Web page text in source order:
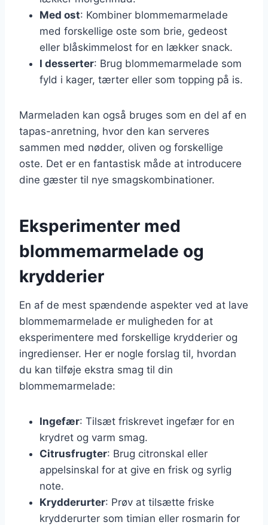
Med ost: Kombiner blommemarmelade
med forskellige oste som brie, gedeost
eller blåskimmelost for en lækker snack.
I desserter: Brug blommemarmelade som
fyld i kager, tærter eller som topping på is.
Marmeladen kan også bruges som en del af en
tapas-anretning, hvor den kan serveres
sammen med nødder, oliven og forskellige
oste. Det er en fantastisk måde at introducere
dine gæster til nye smagskombinationer.
Eksperimenter med
blommemarmelade og
krydderier
En af de mest spændende aspekter ved at lave
blommemarmelade er muligheden for at
eksperimentere med forskellige krydderier og
ingredienser. Her er nogle forslag til, hvordan
du kan tilføje ekstra smag til din
blommemarmelade:
Ingefær: Tilsæt friskrevet ingefær for en
krydret og varm smag.
Citrusfrugter: Brug citronskal eller
appelsinskal for at give en frisk og syrlig
note.
Krydderurter: Prøv at tilsætte friske
krydderurter som timian eller rosmarin for